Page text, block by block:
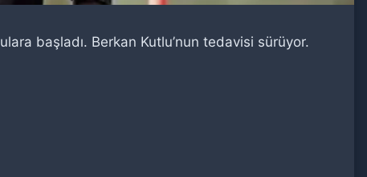
başladı. Berkan Kutlu’nun tedavisi sürüyor.